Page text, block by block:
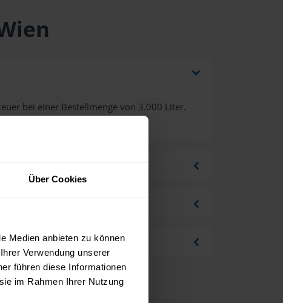
Über Cookies
Medien anbieten zu können
Verwendung unserer
führen diese Informationen
im Rahmen Ihrer Nutzung
bei einer Bestellmenge von 3.000 Liter.